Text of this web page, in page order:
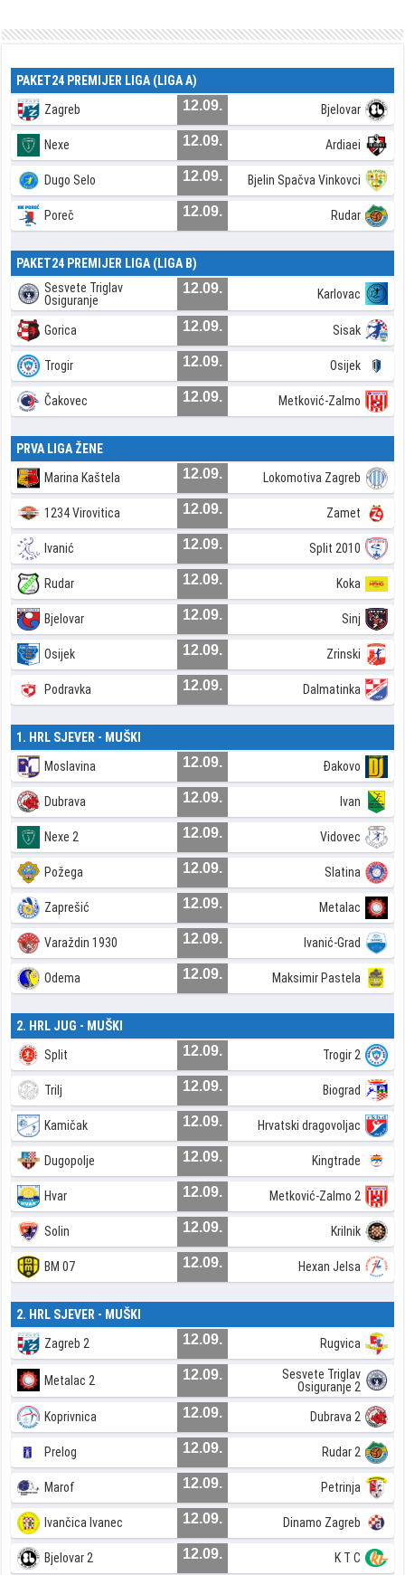
PAKET24 PREMIJER LIGA (LIGA A)
Zagreb 12.09. Bjelovar
Nexe 12.09. Ardiaei
Dugo Selo 12.09. Bjelin Spačva Vinkovci
Poreč 12.09. Rudar
PAKET24 PREMIJER LIGA (LIGA B)
Sesvete Triglav
Osiguranje
12.09. Karlovac
Gorica 12.09. Sisak
Trogir 12.09. Osijek
Čakovec 12.09. Metković-Zalmo
PRVA LIGA ŽENE
Marina Kaštela 12.09. Lokomotiva Zagreb
1234 Virovitica 12.09. Zamet
Ivanić 12.09. Split 2010
Rudar 12.09. Koka
Bjelovar 12.09. Sinj
Osijek 12.09. Zrinski
Podravka 12.09. Dalmatinka
1. HRL SJEVER - MUŠKI
Moslavina 12.09. Đakovo
Dubrava 12.09. Ivan
Nexe 2 12.09. Vidovec
Požega 12.09. Slatina
Zaprešić 12.09. Metalac
Varaždin 1930 12.09. Ivanić-Grad
Odema 12.09. Maksimir Pastela
2. HRL JUG - MUŠKI
Split 12.09. Trogir 2
Trilj 12.09. Biograd
Kamičak 12.09. Hrvatski dragovoljac
Dugopolje 12.09. Kingtrade
Hvar 12.09. Metković-Zalmo 2
Solin 12.09. Krilnik
BM 07 12.09. Hexan Jelsa
2. HRL SJEVER - MUŠKI
Zagreb 2 12.09. Rugvica
Metalac 2 12.09.
Sesvete Triglav
Osiguranje 2
Koprivnica 12.09. Dubrava 2
Prelog 12.09. Rudar 2
Marof 12.09. Petrinja
Ivančica Ivanec 12.09. Dinamo Zagreb
Bjelovar 2 12.09. K T C